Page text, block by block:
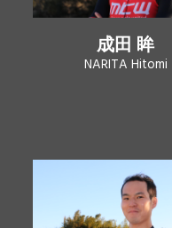
成田 眸
NARITA Hitomi